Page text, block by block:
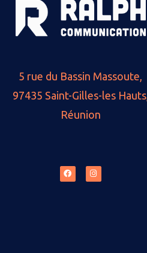
5 rue du Bassin Massoute,
97435 Saint-Gilles-les Hauts,
Réunion